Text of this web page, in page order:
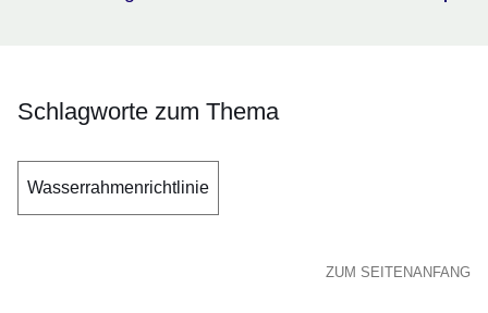
Schlagworte zum Thema
Wasserrahmenrichtlinie
ZUM SEITENANFANG